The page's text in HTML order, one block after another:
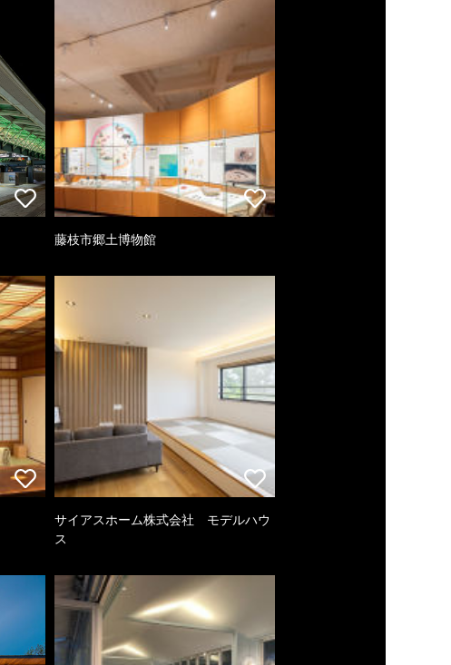
藤枝市郷土博物館
サイアスホーム株式会社 モデルハウ
ス